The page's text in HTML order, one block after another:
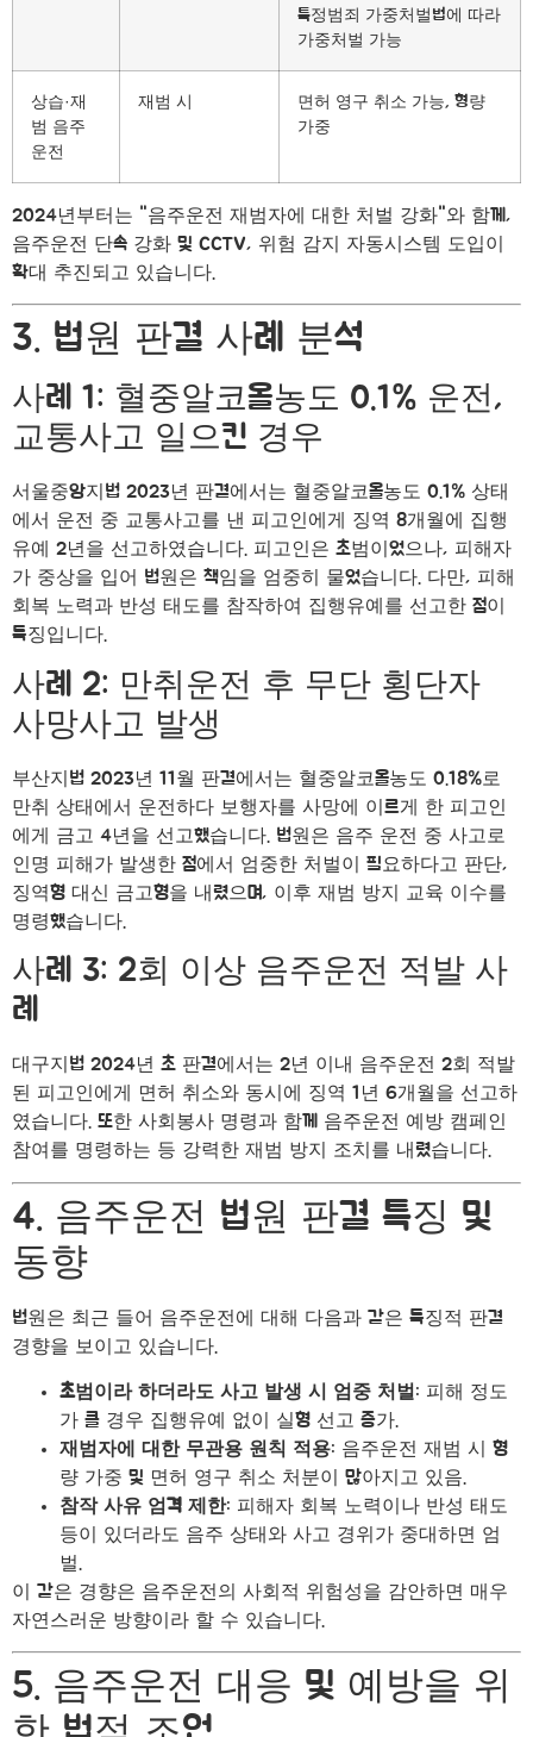
특정범죄 가중처벌법에 따라
가중처벌 가능
상습·재
범 음주
운전
재범 시
면허 영구 취소 가능, 형량
가중
2024년부터는 "음주운전 재범자에 대한 처벌 강화"와 함께,
음주운전 단속 강화 및 CCTV, 위험 감지 자동시스템 도입이
확대 추진되고 있습니다.
3. 법원 판결 사례 분석
사례 1: 혈중알코올농도 0.1% 운전,
교통사고 일으킨 경우
서울중앙지법 2023년 판결에서는 혈중알코올농도 0.1% 상태
에서 운전 중 교통사고를 낸 피고인에게 징역 8개월에 집행
유예 2년을 선고하였습니다. 피고인은 초범이었으나, 피해자
가 중상을 입어 법원은 책임을 엄중히 물었습니다. 다만, 피해
회복 노력과 반성 태도를 참작하여 집행유예를 선고한 점이
특징입니다.
사례 2: 만취운전 후 무단 횡단자
사망사고 발생
부산지법 2023년 11월 판결에서는 혈중알코올농도 0.18%로
만취 상태에서 운전하다 보행자를 사망에 이르게 한 피고인
에게 금고 4년을 선고했습니다. 법원은 음주 운전 중 사고로
인명 피해가 발생한 점에서 엄중한 처벌이 필요하다고 판단,
징역형 대신 금고형을 내렸으며, 이후 재범 방지 교육 이수를
명령했습니다.
사례 3: 2회 이상 음주운전 적발 사
례
대구지법 2024년 초 판결에서는 2년 이내 음주운전 2회 적발
된 피고인에게 면허 취소와 동시에 징역 1년 6개월을 선고하
였습니다. 또한 사회봉사 명령과 함께 음주운전 예방 캠페인
참여를 명령하는 등 강력한 재범 방지 조치를 내렸습니다.
4. 음주운전 법원 판결 특징 및
동향
법원은 최근 들어 음주운전에 대해 다음과 같은 특징적 판결
경향을 보이고 있습니다.
초범이라 하더라도 사고 발생 시 엄중 처벌 : 피해 정도
가 클 경우 집행유예 없이 실형 선고 증가.
재범자에 대한 무관용 원칙 적용: 음주운전 재범 시 형
량 가중 및 면허 영구 취소 처분이 많아지고 있음.
참작 사유 엄격 제한: 피해자 회복 노력이나 반성 태도
등이 있더라도 음주 상태와 사고 경위가 중대하면 엄
벌.
이 같은 경향은 음주운전의 사회적 위험성을 감안하면 매우
자연스러운 방향이라 할 수 있습니다.
5. 음주운전 대응 및 예방을 위